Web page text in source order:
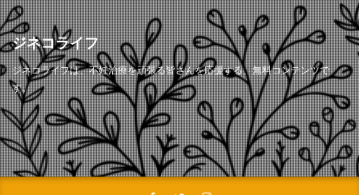
ジネコライフ
ジネコライフは、不妊治療を頑張る皆さんを応援する、無料コンテンツで
す。